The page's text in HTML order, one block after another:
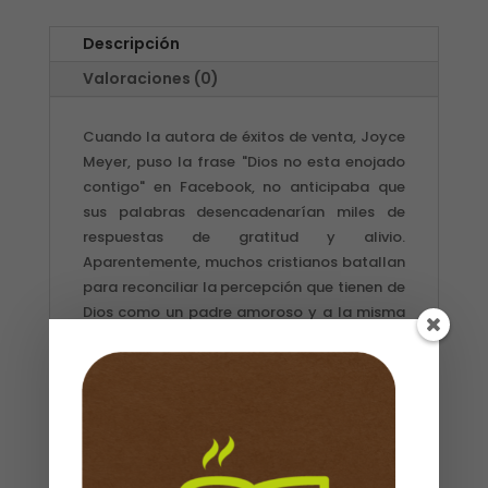
Descripción
Valoraciones (0)
Cuando la autora de éxitos de venta, Joyce
Meyer, puso la frase "Dios no esta enojado
contigo" en Facebook, no anticipaba que
sus palabras desencadenarían miles de
respuestas de gratitud y alivio.
Aparentemente, muchos cristianos batallan
para reconciliar la percepción que tienen de
Dios como un padre amoroso y a la misma
CONTIGO, Joyce ayudara a quienes no han
podido aceptar verdaderamente el amor de
con ellos o los rechaza. Ella explora la
fuente de esta confusión, para que el